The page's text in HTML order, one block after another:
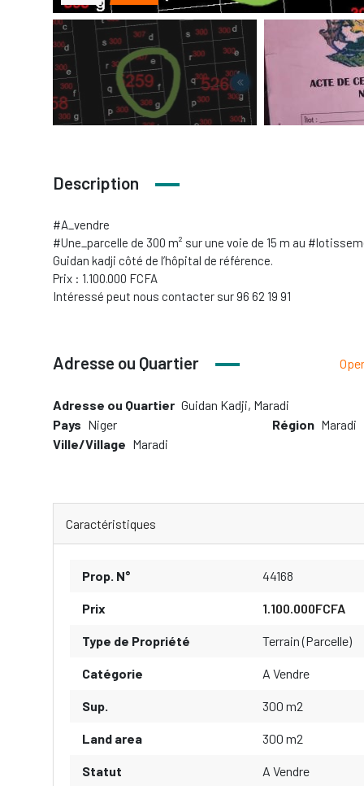
Description
#A_vendre
#Une_parcelle de 300 m² sur une voie de 15 m au
Guidan kadji côté de l’hôpital de référence.
Prix : 1.100.000 FCFA
Intéressé peut nous contacter sur 96 62 19 91
Adresse ou Quartier
Adresse ou Quartier Guidan Kadji, Maradi
Pays Niger Région Maradi
Ville/Village Maradi
Caractéristiques
Prop. N° 44168
Prix 1.100.000FCFA
Type de Propriété Terrain (Parcelle)
Catégorie A Vendre
Sup. 300 m2
Land area 300 m2
Statut A Vendre